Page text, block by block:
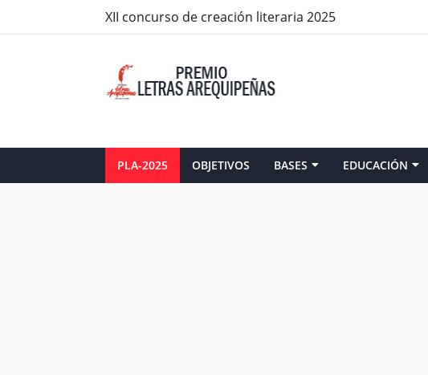
XII concurso de creación literaria 2025
PLA-2025 OBJETIVOS BASES EDUCACIÓN